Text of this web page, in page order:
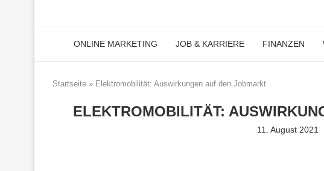
ONLINE MARKETING JOB & KARRIERE FINANZEN
Startseite » Elektromobilität: Auswirkungen auf den Jobmarkt
ELEKTROMOBILITÄT:
11. August 2021